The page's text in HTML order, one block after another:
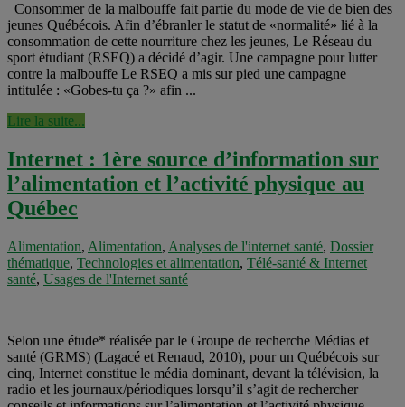
Consommer de la malbouffe fait partie du mode de vie de bien des
jeunes Québécois. Afin d’ébranler le statut de «normalité» lié à la
consommation de cette nourriture chez les jeunes, Le Réseau du
sport étudiant (RSEQ) a décidé d’agir. Une campagne pour lutter
contre la malbouffe Le RSEQ a mis sur pied une campagne
intitulée : «Gobes-tu ça ?» afin ...
Lire la suite...
Internet : 1ère source d’information sur
l’alimentation et l’activité physique au
Québec
Alimentation, Alimentation, Analyses de l'internet santé, Dossier
thématique, Technologies et alimentation, Télé-santé & Internet
santé, Usages de l'Internet santé
Selon une étude* réalisée par le Groupe de recherche Médias et
santé (GRMS) (Lagacé et Renaud, 2010), pour un Québécois sur
cinq, Internet constitue le média dominant, devant la télévision, la
radio et les journaux/périodiques lorsqu’il s’agit de rechercher